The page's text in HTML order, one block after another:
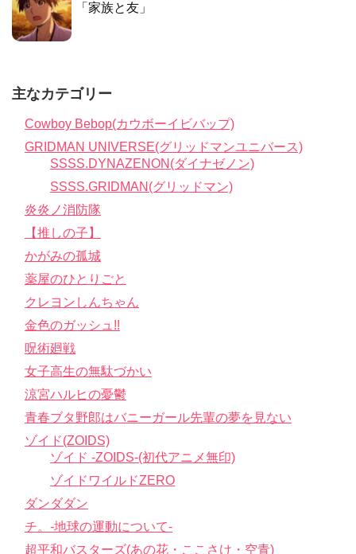
「家族と友」
主なカテゴリー
Cowboy Bebop(カウボーイビバップ)
GRIDMAN UNIVERSE(グリッドマンユニバース)
SSSS.DYNAZENON(ダイナゼノン)
SSSS.GRIDMAN(グリッドマン)
炎炎ノ消防隊
【推しの子】
かがみの孤城
薬屋のひとりごと
クレヨンしんちゃん
金色のガッシュ!!
呪術廻戦
女子高生の無駄づかい
涼宮ハルヒの憂鬱
青春ブタ野郎はバニーガール先輩の夢を見ない
ゾイド(ZOIDS)
ゾイド -ZOIDS-(初代アニメ無印)
ゾイドワイルドZERO
ダンダダン
チ。-地球の運動について-
超平和バスターズ(あの花・ここさけ・空青)